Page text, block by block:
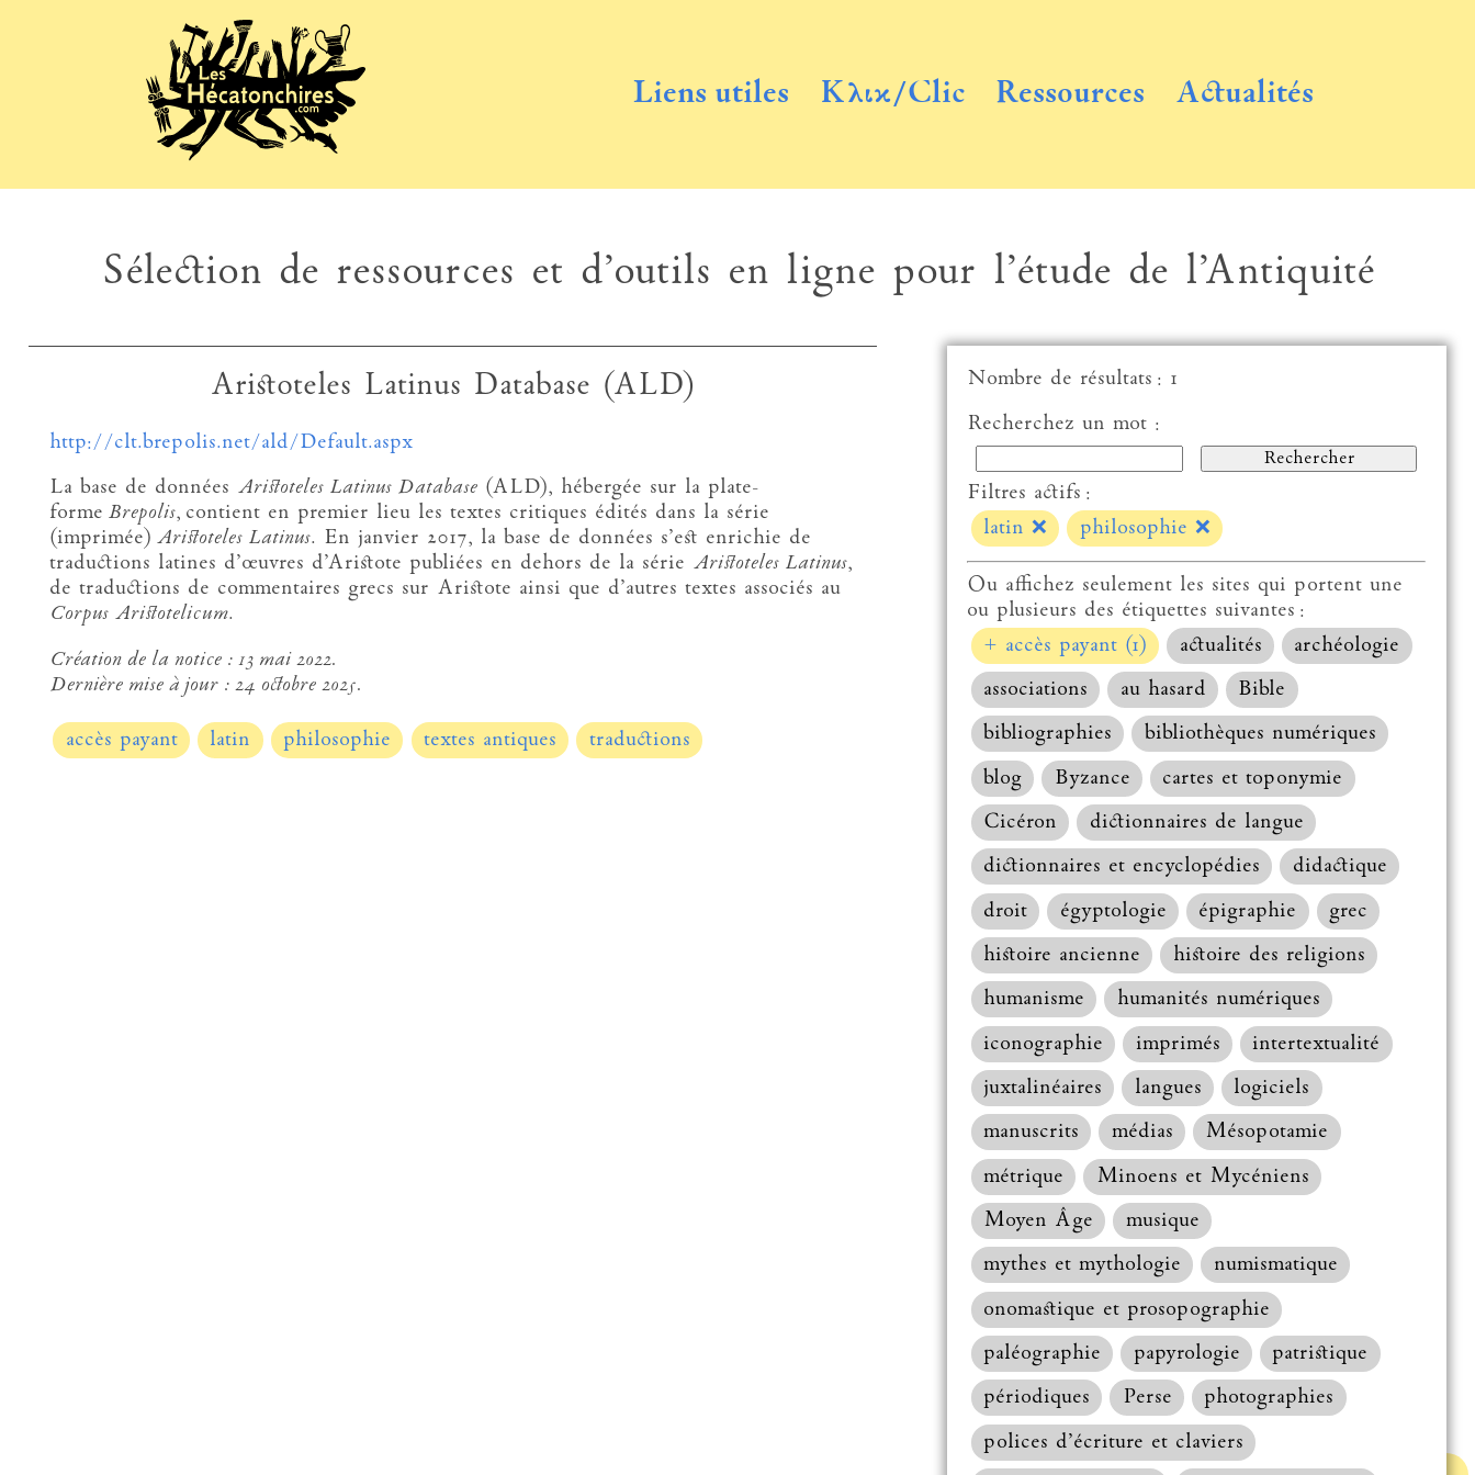
Liens utiles Κλικ/Clic Ressources Actualités
Sélection de ressources et d’outils en ligne pour l’étude de l’Antiquité
Haut de la
Aristoteles Latinus Database (ALD)
http://clt.brepolis.net/ald/Default.aspx
La base de données Aristoteles LatinusDatabase(ALD), hébergée sur la plate-
forme Brepolis, contient en premier lieu les textes critiques édités dans la série
(imprimée) Aristoteles Latinus. En janvier 2017, la base de données s’est enrichie de
traductions latines d’œuvres d’Aristote publiées en dehors de la série Aristoteles Latinus,
de traductions de commentaires grecs sur Aristote ainsi que d’autres textes associés au
Corpus Aristotelicum.
Création de la notice : 13 mai 2022.
Dernière mise à jour : 24 octobre 2025.
accès payant latin philosophie textes antiques traductions
Nombre de résultats : 1
Recherchez un mot :
Filtres actifs :
latin ❌ philosophie ❌
Ou affichez seulement les sites qui portent une
ou plusieurs des étiquettes suivantes :
+ accès payant (1)
actualités
archéologie
associations
au hasard
Bible
bibliographies
bibliothèques numériques
blog
Byzance
cartes et toponymie
Cicéron
dictionnaires de langue
dictionnaires et encyclopédies
didactique
droit
égyptologie épigraphie
grec
histoire ancienne
histoire des religions
humanisme
humanités numériques
iconographie
imprimés
intertextualité
juxtalinéaires
langues
logiciels
manuscrits
médias
Mésopotamie
métrique
Minoens et Mycéniens
Moyen Âge
musique
mythes et mythologie
numismatique
onomastique et prosopographie
paléographie
papyrologie
patristique
périodiques
Perse
photographies
polices d’écriture et claviers